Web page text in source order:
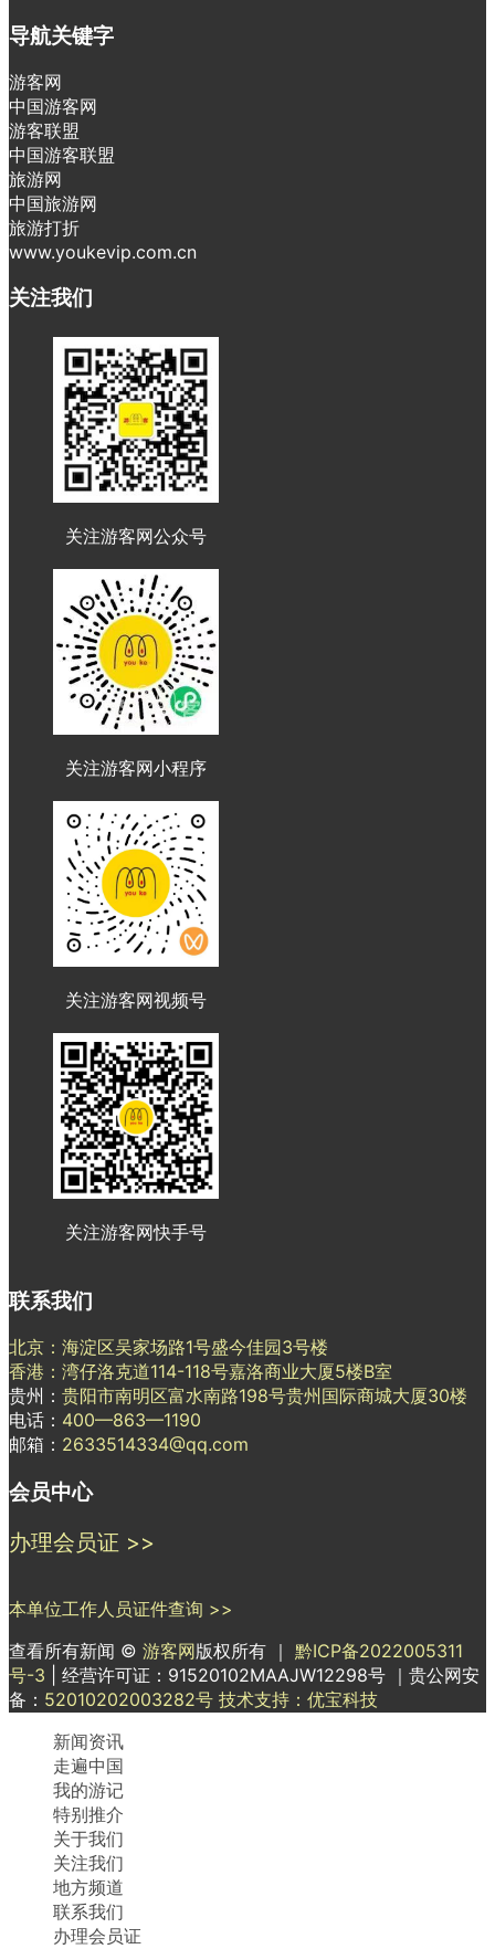
导航关键字
游客网
中国游客网
游客联盟
中国游客联盟
旅游网
中国旅游网
旅游打折
www.youkevip.com.cn
关注我们
关注游客网公众号
关注游客网小程序
关注游客网视频号
关注游客网快手号
联系我们
北京：海淀区吴家场路1号盛今佳园3号楼
香港：湾仔洛克道114-118号嘉洛商业大厦5楼B室
贵州： 贵阳市南明区富水南路198号贵州国际商城大厦30楼
电话： 400—863—1190
邮箱： 2633514334@qq.com
会员中心
办理会员证 >>
本单位工作人员证件查询 >>
查看所有新闻 © 游客网版权所有 ｜ 黔ICP备2022005311
号-3
| 经营许可证：91520102MAAJW12298号 ｜贵公网安
备： 52010202003282号 技术支持：优宝科技
新闻资讯
走遍中国
我的游记
特别推介
关于我们
关注我们
地方频道
联系我们
办理会员证